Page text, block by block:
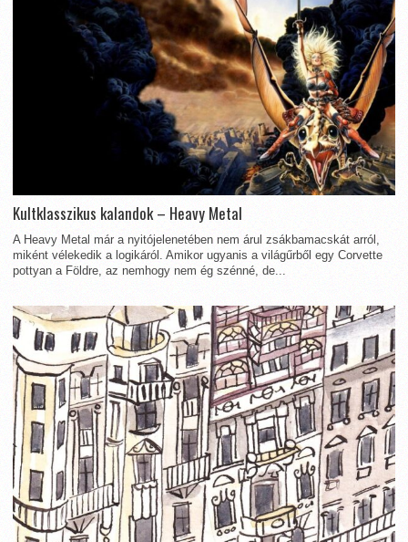
Kultklasszikus kalandok – Heavy Metal
A Heavy Metal már a nyitójelenetében nem árul zsákbamacskát arról,
miként vélekedik a logikáról. Amikor ugyanis a világűrből egy Corvette
pottyan a Földre, az nemhogy nem ég szénné, de...